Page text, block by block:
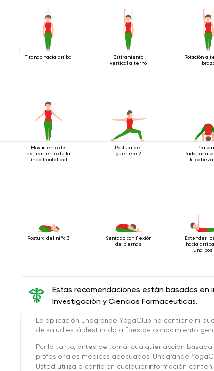
Tirando hacia arriba
Estiramiento
vertical alterno
Rotación
Movimiento de
estiramiento de la
línea frontal del
Postura del
guerrero 2
la
Postura del niño 3
Sentado con flexión
de piernas
Extender
hacia
una
Estas recomendaciones están basadas en
Investigación y Ciencias Farmacéuticas.
La aplicación Unagrande YogaClub no contiene ni
de salud está destinada a fines de conocimiento
Por lo tanto, antes de tomar cualquier acción
profesionales médicos adecuados. Unagrande
Usted utiliza o confía en cualquier información